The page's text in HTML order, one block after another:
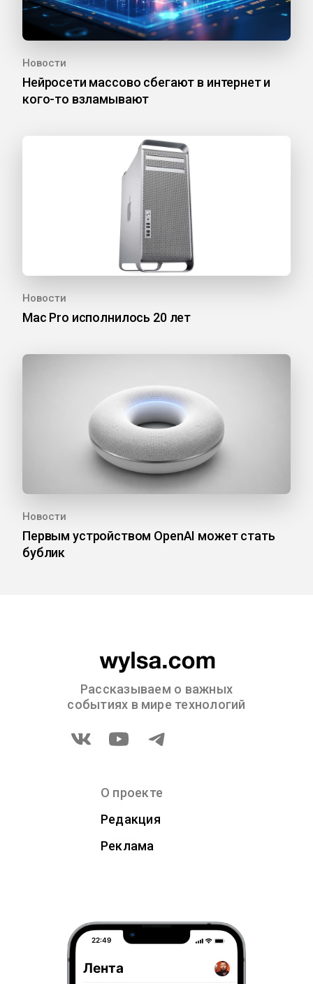
Новости
Нейросети массово сбегают в интернет и
кого-то взламывают
Новости
Mac Pro исполнилось 20 лет
Новости
Первым устройством OpenAI может стать
бублик
Рассказываем о важных
событиях в мире технологий
О проекте
Редакция
Реклама
22:49
Лента